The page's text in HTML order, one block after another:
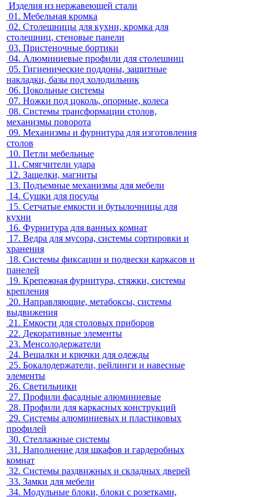
Изделия из нержавеющей стали
01. Мебельная кромка
02. Столешницы для кухни, кромка для
столешниц, стеновые панели
03. Пристеночные бортики
04. Алюминиевые профили для столешниц
05. Гигиенические поддоны, защитные
накладки, базы под холодильник
06. Цокольные системы
07. Ножки под цоколь, опорные, колеса
08. Системы трансформации столов,
механизмы поворота
09. Механизмы и фурнитура для изготовления
столов
10. Петли мебельные
11. Смягчители удара
12. Защелки, магниты
13. Подъемные механизмы для мебели
14. Сушки для посуды
15. Сетчатые емкости и бутылочницы для
кухни
16. Фурнитура для ванных комнат
17. Ведра для мусора, системы сортировки и
хранения
18. Системы фиксации и подвески каркасов и
панелей
19. Крепежная фурнитура, стяжки, системы
крепления
20. Направляющие, метабоксы, системы
выдвижения
21. Емкости для столовых приборов
22. Декоративные элементы
23. Менсолодержатели
24. Вешалки и крючки для одежды
25. Бокалодержатели, рейлинги и навесные
элементы
26. Светильники
27. Профили фасадные алюминиевые
28. Профили для каркасных конструкций
29. Системы алюминиевых и пластиковых
профилей
30. Стеллажные системы
31. Наполнение для шкафов и гардеробных
комнат
32. Системы раздвижных и складных дверей
33. Замки для мебели
34. Модульные блоки, блоки с розетками,